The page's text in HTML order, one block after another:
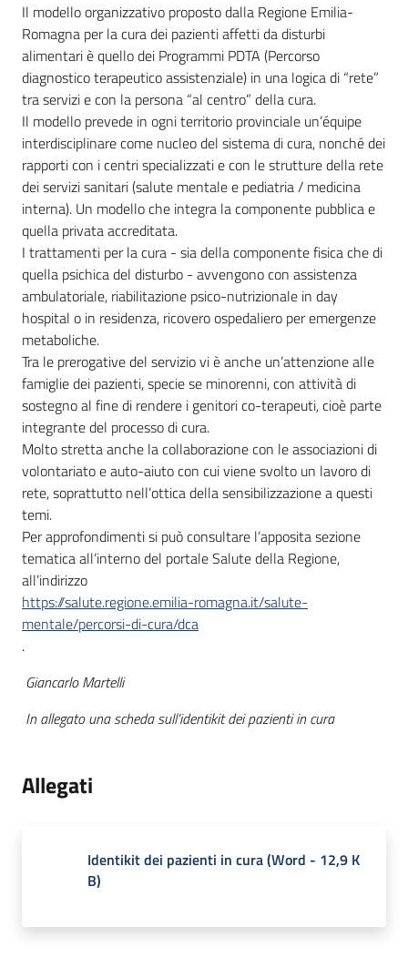
Il modello organizzativo proposto dalla Regione Emilia-
Romagna per la cura dei pazienti affetti da disturbi
alimentari è quello dei Programmi PDTA (Percorso
diagnostico terapeutico assistenziale) in una logica di “rete”
tra servizi e con la persona “al centro” della cura.
Il modello prevede in ogni territorio provinciale un’équipe
interdisciplinare come nucleo del sistema di cura, nonché dei
rapporti con i centri specializzati e con le strutture della rete
dei servizi sanitari (salute mentale e pediatria / medicina
interna). Un modello che integra la componente pubblica e
quella privata accreditata.
I trattamenti per la cura - sia della componente fisica che di
quella psichica del disturbo - avvengono con assistenza
ambulatoriale, riabilitazione psico-nutrizionale in day
hospital o in residenza, ricovero ospedaliero per emergenze
metaboliche.
Tra le prerogative del servizio vi è anche un’attenzione alle
famiglie dei pazienti, specie se minorenni, con attività di
sostegno al fine di rendere i genitori co-terapeuti, cioè parte
integrante del processo di cura.
Molto stretta anche la collaborazione con le associazioni di
volontariato e auto-aiuto con cui viene svolto un lavoro di
rete, soprattutto nell’ottica della sensibilizzazione a questi
temi.
Per approfondimenti si può consultare l’apposita sezione
tematica all’interno del portale Salute della Regione,
all’indirizzo
https://salute.regione.emilia-romagna.it/salute-
mentale/percorsi-di-cura/dca
.
Giancarlo Martelli
In allegato una scheda sull’identikit dei pazienti in cura
Allegati
Identikit dei pazienti in cura(Word - 12,9 K
B)